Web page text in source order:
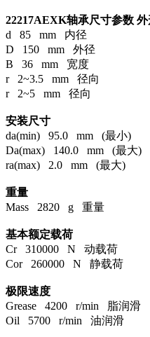
22217AEXK轴承尺寸参数 外
d 85 mm 内径
D 150 mm 外径
B 36 mm 宽度
r 2~3.5 mm 径向
r 2~5 mm 径向
安装尺寸
da(min) 95.0 mm (最小)
Da(max) 140.0 mm (最大)
ra(max) 2.0 mm (最大)
重量
Mass 2820 g 重量
基本额定载荷
Cr 310000 N 动载荷
Cor 260000 N 静载荷
极限速度
Grease 4200 r/min 脂润滑
Oil 5700 r/min 油润滑